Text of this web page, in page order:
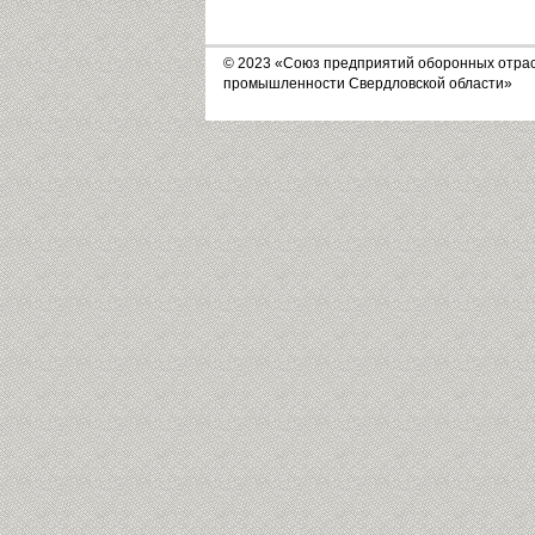
© 2023 «Союз предприятий оборонных
промышленности Свердловской области»